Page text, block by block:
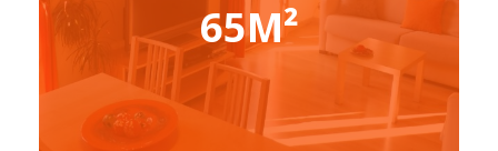
65M²